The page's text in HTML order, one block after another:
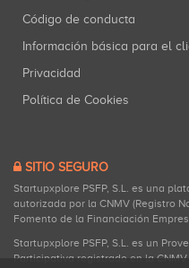
Código de conducta
Información básica para el
Privacidad
Política de Cookies
SITIO SEGURO
Startupxplore PSFP, S.L. es una
autorizada por la CNMV (Registro
Fomento de la Financiación
Startupxplore PSFP, S.L. es un
Participativa registrado en la